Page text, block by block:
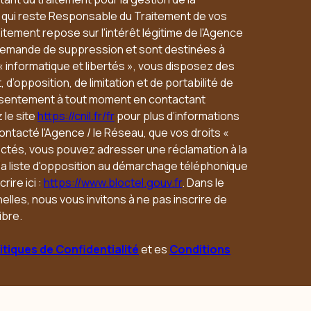
reste Responsable du Traitement de vos
repose sur l'intérêt légitime de l'Agence
de suppression et sont destinées à
informatique et libertés », vous disposez des
de limitation et de portabilité de
à tout moment en contactant
le sitehttps://cnil.fr/frpour plus d’informations
l'Agence / le Réseau, que vos droits «
vous pouvez adresser une réclamation à la
liste d'opposition au démarchage téléphonique
ici : https://www.bloctel.gouv.fr. Dans le
nous vous invitons à ne pas inscrire de
de Confidentialitéet es Conditions